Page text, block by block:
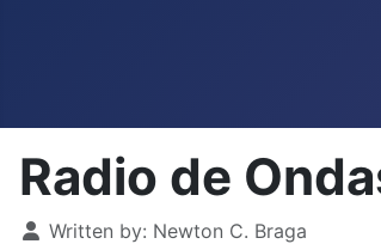
Radio de
Details
Written by: Newton C. Braga